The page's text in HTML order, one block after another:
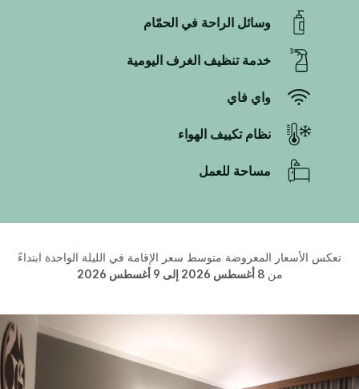
وسائل الراحة في الحمّام
خدمة تنظيف الغرف اليومية
واي فاي
نظام تكييف الهواء
مساحة للعمل
تعكس الأسعار المعروضة متوسط سعر الإقامة في الليلة الواحدة ابتداءً
من